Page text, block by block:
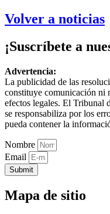
Volver a noticias
¡Suscríbete a
Advertencia:
La publicidad de las
constituye comunicación ni
efectos legales. El Tribunal
se responsabiliza por los
pueda contener la
Nombre
Email
Submit
Mapa de sitio